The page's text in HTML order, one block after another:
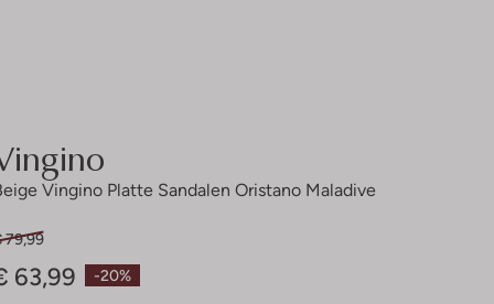
Vingino Platte Sandalen Oristano Maladive
-20%
79,99
63,99